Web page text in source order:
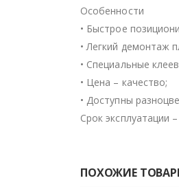
Особенности
• Быстрое
• Легкий демонтаж
• Специальные
• Цена – качество;
• Доступны
Срок эксплуатации
ПОХОЖИЕ